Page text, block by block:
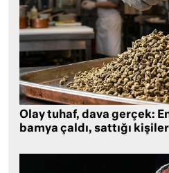
Olay tuhaf, dava gerçek:
bamya çaldı, sattığı